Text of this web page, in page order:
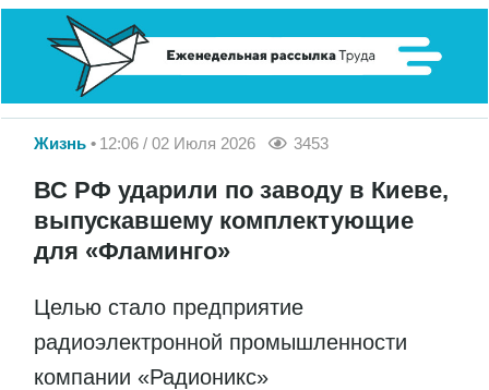
Жизнь 12:06 / 02 Июля 2026 3453
ВС РФ ударили по заводу в Киеве,
выпускавшему комплектующие
для «Фламинго»
Целью стало предприятие
радиоэлектронной промышленности
компании «Радионикс»